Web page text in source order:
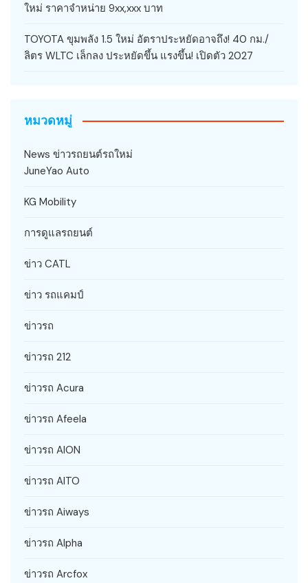
ใหม่ ราคาจำหน่าย 9xx,xxx บาท
TOYOTA ขุมพลัง 1.5 ใหม่ อัตราประหยัดอาจถึง! 40 กม./
ลิตร WLTC เล็กลง ประหยัดขึ้น แรงขึ้น! เปิดตัว 2027
หมวดหมู่
News ข่าวรถยนต์รถใหม่
JuneYao Auto
KG Mobility
การดูแลรถยนต์
ข่าว CATL
ข่าว รถแคมป์
ข่าวรถ
ข่าวรถ 212
ข่าวรถ Acura
ข่าวรถ Afeela
ข่าวรถ AION
ข่าวรถ AITO
ข่าวรถ Aiways
ข่าวรถ Alpha
ข่าวรถ Arcfox